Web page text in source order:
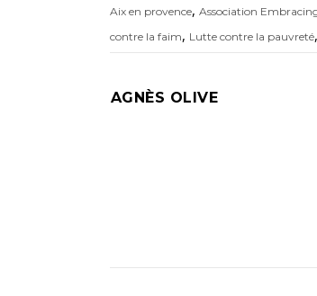
Aix en provence, Association
contre la faim, Lutte contre la pauvreté,
AGNÈS OLIVE